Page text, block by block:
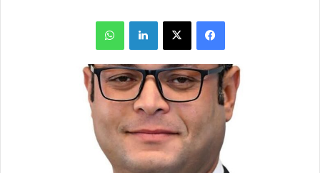
فيسبوك X لينكدإن